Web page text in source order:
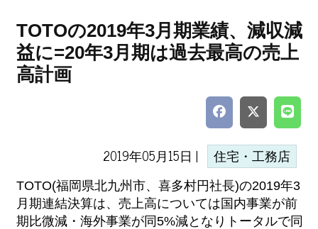
TOTOの2019年3月期業績、減収減
益に=20年3月期は過去最高の売上
高計画
2019年05月15日 | 住宅・工務店
TOTO(福岡県北九州市、喜多村円社長)の2019年3
月期連結決算は、売上高については国内事業が前
期比微減・海外事業が同5%減となりトータルで同